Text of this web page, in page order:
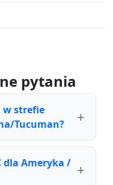
pytania
w strefie
Tucuman?
dla Ameryka /